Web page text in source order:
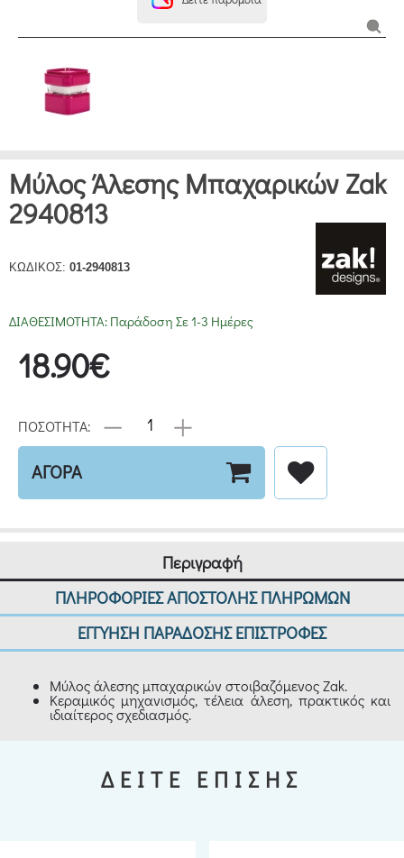
Μύλος Άλεσης Μπαχαρικών Zak
2940813
ΚΩΔΙΚΟΣ: 01-2940813
ΔΙΑΘΕΣΙΜΟΤΗΤΑ: Παράδοση Σε 1-3 Ημέρες
18.90€
ΠΟΣΟΤΗΤΑ:
ΑΓΟΡΑ
Περιγραφή
ΠΛΗΡΟΦΟΡΙΕΣ ΑΠΟΣΤΟΛΗΣ ΠΛΗΡΩΜΩΝ
ΕΓΓΥΗΣΗ ΠΑΡΑΔΟΣΗΣ ΕΠΙΣΤΡΟΦΕΣ
Μύλος άλεσης μπαχαρικών στοιβαζόμενος Zak.
Κεραμικός μηχανισμός, τέλεια άλεση, πρακτικός και
ιδιαίτερος σχεδιασμός.
ΔΕΙΤΕ ΕΠΙΣΗΣ